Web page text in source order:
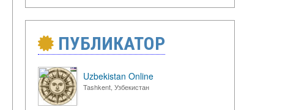
ПУБЛИКАТОР
Uzbekistan Online
Tashkent, Узбекистан